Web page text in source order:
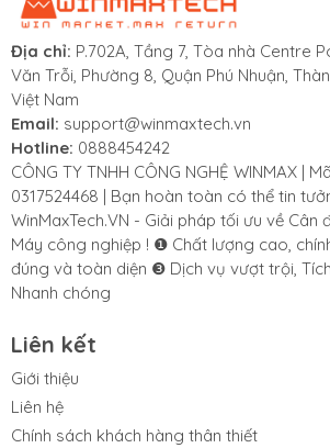
Địa chỉ: P.702A, Tầng 7, Tòa nhà Centre
Văn Trỗi, Phường 8, Quận Phú Nhuận,
Việt Nam
Email: support@winmaxtech.vn
Hotline: 0888454242
CÔNG TY TNHH CÔNG NGHỆ WINMAX |
0317524468 | Bạn hoàn toàn có thể tin
WinMaxTech.VN - Giải pháp tối ưu về Cân
Máy công nghiệp ! ❶ Chất lượng cao,
đúng và toàn diện ❸ Dịch vụ vượt trội,
Nhanh chóng
Liên kết
Giới thiệu
Liên hệ
Chính sách khách hàng thân thiết